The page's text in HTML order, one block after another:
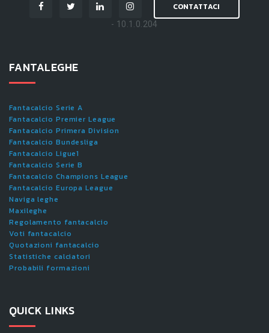
CONTATTACI
- 10.1.0.204
FANTALEGHE
Fantacalcio Serie A
Fantacalcio Premier League
Fantacalcio Primera Division
Fantacalcio Bundesliga
Fantacalcio Ligue1
Fantacalcio Serie B
Fantacalcio Champions League
Fantacalcio Europa League
Naviga leghe
Maxileghe
Regolamento fantacalcio
Voti fantacalcio
Quotazioni fantacalcio
Statistiche calciatori
Probabili formazioni
QUICK LINKS